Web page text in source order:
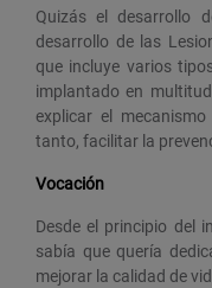
Quizás el desarrollo
desarrollo de las
que incluye varios
implantado en
explicar el
tanto, facilitar la
Vocación
Desde el principio del
sabía que quería
mejorar la calidad de